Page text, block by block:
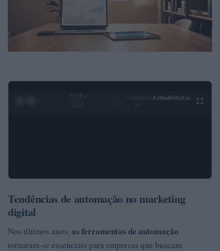
0:29 /
Ad hubMedia
Tendências de automação no marketing
digital
Nos últimos anos, as ferramentas de automação
tornaram-se essenciais para empresas que buscam